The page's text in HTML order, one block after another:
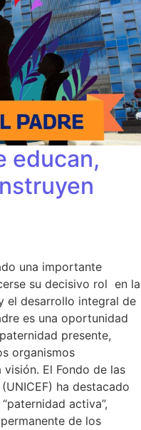
educan,
una importante
su decisivo rol en la
el desarrollo integral de
es una oportunidad
presente,
organismos
El Fondo de las
ha destacado
activa”,
de los